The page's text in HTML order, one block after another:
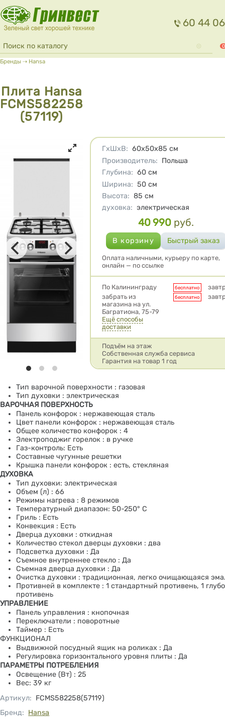
Перейти к основному содержанию
60 44 06
Форма поиска
Поиск 0
Вы здесь
Бренды ⇢ Hansa
Плита Hansa
FCMS582258
(57119)
Характеристики
ГхШхВ: 60x50x85 см
Производитель: Польша
Глубина: 60 см
Ширина: 50 см
Высота: 85 см
духовка: электрическая
Цена
40 990 руб.
Оплата наличными, курьеру по карте,
онлайн — по ссылке
Условия доставки
По Калининграду бесплатно
забрать из
магазина на ул.
Багратиона, 75-79
бесплатно
Ещё способы
доставки
Подъём на этаж
Собственная служба сервиса
Гарантия на товар 1 год
Тип варочной поверхности : газовая
Тип духовки : электрическая
ВАРОЧНАЯ ПОВЕРХНОСТЬ
Панель конфорок : нержавеющая сталь
Цвет панели конфорок : нержавеющая сталь
Общее количество конфорок : 4
Электроподжиг горелок : в ручке
Газ-контроль: Есть
Составные чугунные решетки
Крышка панели конфорок : есть, стекляная
ДУХОВКА
Тип духовки: электрическая
Объем (л) : 66
Режимы нагрева : 8 режимов
Температурный диапазон: 50-250° С
Гриль : Есть
Конвекция : Есть
Дверца духовки : откидная
Количество стекол дверцы духовки : два
Подсветка духовки : Да
Съемное внутреннее стекло : Да
Съемная дверца духовки : Да
Очистка духовки : традиционная, легко очищающаяся
Противней в комплекте : 1 стандартный противень, 1
противень
УПРАВЛЕНИЕ
Панель управления : кнопочная
Переключатели : поворотные
Таймер : Есть
ФУНКЦИОНАЛ
Выдвижной посудный ящик на роликах : Да
Регулировка горизонтального уровня плиты : Да
ПАРАМЕТРЫ ПОТРЕБЛЕНИЯ
Освещение (Вт) : 25
Вес: 39 кг
Артикул: FCMS582258(57119)
Бренд: Hansa